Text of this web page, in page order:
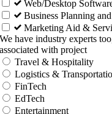
Web/Desktop
Business Planning
Marketing Aid &
We have industry experts
associated with project
Travel & Hospitality
Logistics &
FinTech
EdTech
Entertainment